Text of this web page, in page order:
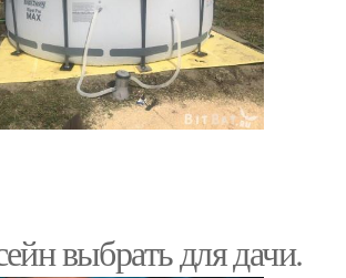
выбрать для дачи.